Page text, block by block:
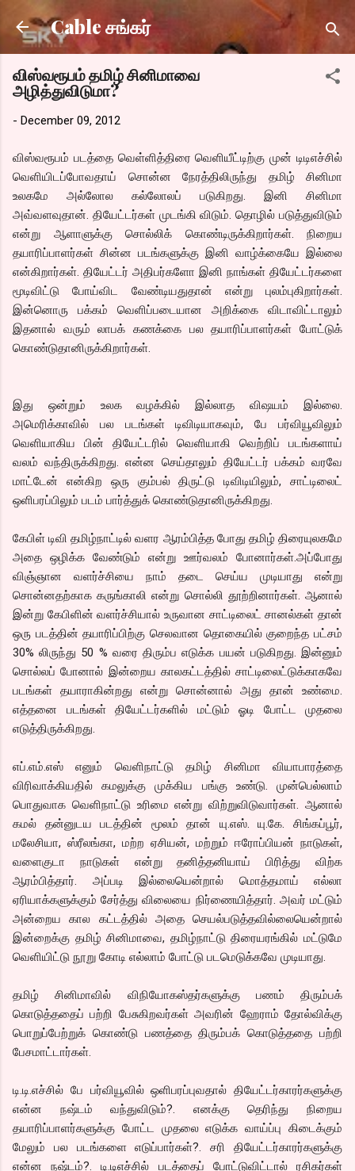
Skip to main content
Cable சங்கர்
விஸ்வரூபம் தமிழ் சினிமாவை
அழித்துவிடுமா?
- December 09, 2012
விஸ்வரூபம் படத்தை வெள்ளித்திரை வெளியீட்டிற்கு முன் டிடிஎச்சில்
வெளியிடப்போவதாய் சொன்ன நேரத்திலிருந்து தமிழ் சினிமா
உலகமே அல்லோல கல்லோலப் படுகிறது. இனி சினிமா
அவ்வளவுதான். தியேட்டர்கள் முடங்கி விடும். தொழில் படுத்துவிடும்
என்று ஆளாளுக்கு சொல்லிக் கொண்டிருக்கிறார்கள். நிறைய
தயாரிப்பாளர்கள் சின்ன படங்களுக்கு இனி வாழ்க்கையே இல்லை
என்கிறார்கள். தியேட்டர் அதிபர்களோ இனி நாங்கள் தியேட்டர்களை
மூடிவிட்டு போய்விட வேண்டியதுதான் என்று புலம்புகிறார்கள்.
இன்னொரு பக்கம் வெளிப்படையான அறிக்கை விடாவிட்டாலும்
இதனால் வரும் லாபக் கணக்கை பல தயாரிப்பாளர்கள் போட்டுக்
கொண்டுதானிருக்கிறார்கள்.
இது ஒன்றும் உலக வழக்கில் இல்லாத விஷயம் இல்லை.
அமெரிக்காவில் பல படங்கள் டிவிடியாகவும், பே பர்வியூவிலும்
வெளியாகிய பின் தியேட்டரில் வெளியாகி வெற்றிப் படங்களாய்
வலம் வந்திருக்கிறது. என்ன செய்தாலும் தியேட்டர் பக்கம் வரவே
மாட்டேன் என்கிற ஒரு கும்பல் திருட்டு டிவிடியிலும், சாட்டிலைட்
ஒளிபரப்பிலும் படம் பார்த்துக் கொண்டுதானிருக்கிறது.
கேபிள் டிவி தமிழ்நாட்டில் வளர ஆரம்பித்த போது தமிழ் திரையுலகமே
அதை ஒழிக்க வேண்டும் என்று ஊர்வலம் போனார்கள்.அப்போது
விஞ்ஞான வளர்ச்சியை நாம் தடை செய்ய முடியாது என்று
சொன்னதற்காக கருங்காலி என்று சொல்லி தூற்றினார்கள். ஆனால்
இன்று கேபிளின் வளர்ச்சியால் உருவான சாட்டிலைட் சானல்கள் தான்
ஒரு படத்தின் தயாரிப்பிற்கு செலவான தொகையில் குறைந்த பட்சம்
30% லிருந்து 50 % வரை திரும்ப எடுக்க பயன் படுகிறது. இன்னும்
சொல்லப் போனால் இன்றைய காலகட்டத்தில் சாட்டிலைட்டுக்காகவே
படங்கள் தயாராகின்றது என்று சொன்னால் அது தான் உண்மை.
எத்தனை படங்கள் தியேட்டர்களில் மட்டும் ஓடி போட்ட முதலை
எடுத்திருக்கிறது.
எப்.எம்.எஸ் எனும் வெளிநாட்டு தமிழ் சினிமா வியாபாரத்தை
விரிவாக்கியதில் கமலுக்கு முக்கிய பங்கு உண்டு. முன்பெல்லாம்
பொதுவாக வெளிநாட்டு உரிமை என்று விற்றுவிடுவார்கள். ஆனால்
கமல் தன்னுடய படத்தின் மூலம் தான் யு.எஸ். யு.கே. சிங்கப்பூர்,
மலேசியா, ஸ்ரீலங்கா, மற்ற ஏசியன், மற்றும் ஈரோப்பியன் நாடுகள்,
வளைகுடா நாடுகள் என்று தனித்தனியாய் பிரித்து விற்க
ஆரம்பித்தார். அப்படி இல்லையென்றால் மொத்தமாய் எல்லா
ஏரியாக்களுக்கும் சேர்த்து விலையை நிர்ணையித்தார். அவர் மட்டும்
அன்றைய கால கட்டத்தில் அதை செயல்படுத்தவில்லையென்றால்
இன்றைக்கு தமிழ் சினிமாவை, தமிழ்நாட்டு திரையரங்கில் மட்டுமே
வெளியிட்டு நூறு கோடி எல்லாம் போட்டு படமெடுக்கவே முடியாது.
தமிழ் சினிமாவில் விநியோகஸ்தர்களுக்கு பணம் திரும்பக்
கொடுத்ததைப் பற்றி பேசுகிறவர்கள் அவரின் ஹேராம் தோல்விக்கு
பொறுப்பேற்றுக் கொண்டு பணத்தை திரும்பக் கொடுத்ததை பற்றி
பேசமாட்டார்கள்.
டி.டி.எச்சில் பே பர்வியூவில் ஒளிபரப்புவதால் தியேட்டர்காரர்களுக்கு
என்ன நஷ்டம் வந்துவிடும்?. எனக்கு தெரிந்து நிறைய
தயாரிப்பாளர்களுக்கு போட்ட முதலை எடுக்க வாய்ப்பு கிடைக்கும்
மேலும் பல படங்களை எடுப்பார்கள்?. சரி தியேட்டர்காரர்களுக்கு
என்ன நஷ்டம்?. டி.டிஎச்சில் படத்தைப் போட்டுவிட்டால் ரசிகர்கள்